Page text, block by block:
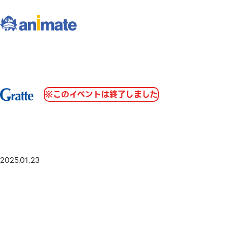
※このイベントは終了しました
2025.01.23